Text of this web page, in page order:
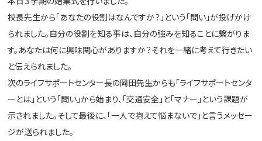
校長先生から「あなたの役割はなんですか？」という「問い」が投げかけ
られました。自分の役割を知る事は、自分の強みを知ることに繋がりま
す。あなたは何に興味関心がありますか？それを一緒に考えて行きたい
と伝えられました。
次のライフサポートセンター長の岡田先生からも「ライフサポートセンタ
ーとは」という「問い」から始まり、「交通安全」と「マナー」という課題が
示されました。そして最後に、「一人で抱えて悩まないで」と言うメッセー
ジが送られました。